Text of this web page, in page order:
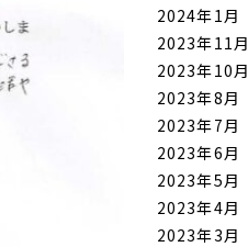
2024年1月
2023年11月
2023年10月
2023年8月
2023年7月
2023年6月
2023年5月
2023年4月
2023年3月